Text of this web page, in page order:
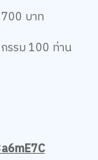
บาท
รรม 100 ท่าน